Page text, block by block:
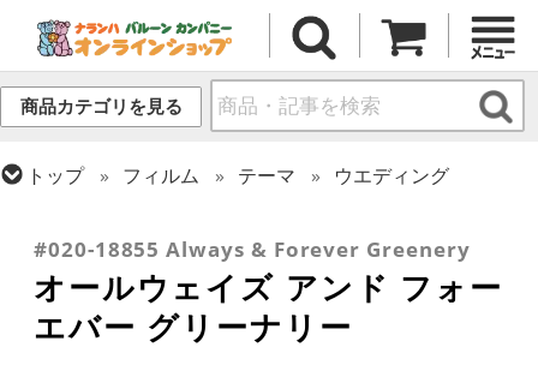
商品カテゴリを見る
トップ フィルム テーマ
ウエディング
#020-18855 Always & Forever Greenery
オールウェイズ アンド フォー
エバー グリーナリー